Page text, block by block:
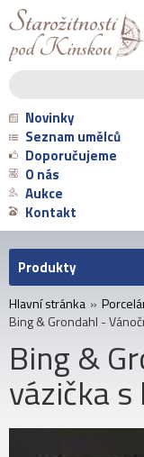
Novinky
Seznam umělců
Doporučujeme
O nás
Aukce
Kontakt
Produkty
Hlavní stránka »
Bing & Grondahl -
Bing &
vázička